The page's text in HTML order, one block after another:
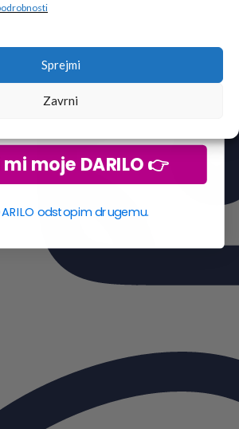
Sprejmi
Zavrni
za prejem darila
moje DARILO 👉
odstopim drugemu.